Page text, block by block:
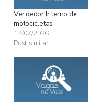
Vendedor Interno de
motocicletas
17/07/2026
Post similar